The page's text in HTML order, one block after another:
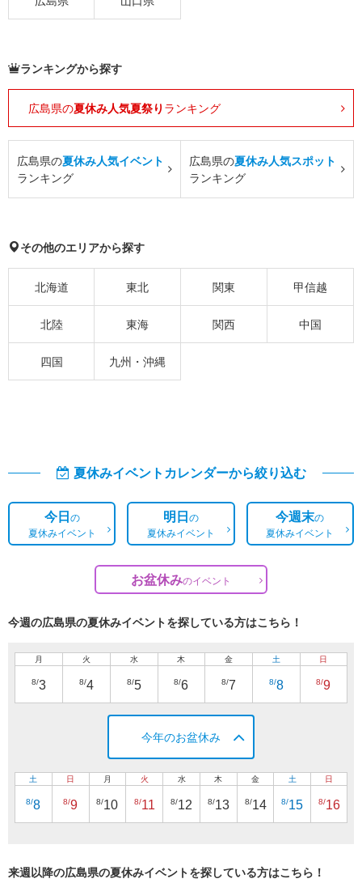
ランキングから探す
広島県の夏休み人気夏祭り ランキング
広島県の夏休み人気イベント
ランキング
広島県の夏休み人気スポット
ランキング
その他のエリアから探す
北海道 東北 関東 甲信越
北陸 東海 関西 中国
四国 九州・沖縄
夏休みイベントカレンダーから絞り込む
今日の
夏休みイベント
明日の
夏休みイベント
今週末の
夏休みイベント
お盆休みのイベント
今週の広島県の夏休みイベントを探している方はこちら！
月
8/3
火
8/4
水
8/5
木
8/6
金
8/7
土
8/8
日
8/9
今年のお盆休み
土
8/8
日
8/9
月
8/10
火
8/11
水
8/12
木
8/13
金
8/14
土
8/15
日
8/16
来週以降の広島県の夏休みイベントを探している方はこちら！